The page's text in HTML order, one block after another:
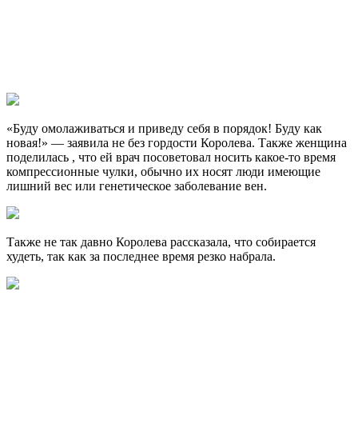
«Буду омолаживаться и приведу себя в порядок! Буду как
новая!» — заявила не без гордости Королева. Также женщина
поделилась , что ей врач посоветовал носить какое-то время
компрессионные чулки, обычно их носят люди имеющие
лишний вес или генетическое заболевание вен.
Также не так давно Королева рассказала, что собирается
худеть, так как за последнее время резко набрала.